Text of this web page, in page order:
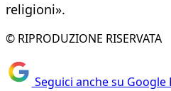
religioni».
© RIPRODUZIONE RISERVATA
Seguici anche su